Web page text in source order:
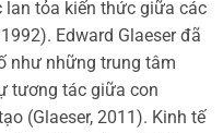
lan tỏa kiến thức giữa các
Edward Glaeser đã
như những trung tâm
tương tác giữa con
(Glaeser, 2011). Kinh tế